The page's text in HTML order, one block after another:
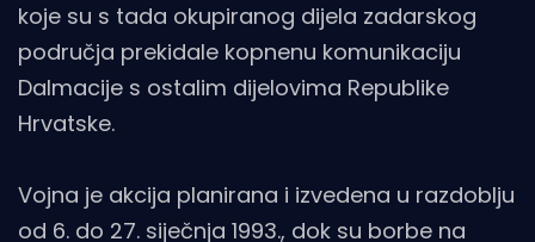
koje su s tada okupiranog dijela zadarskog
područja prekidale kopnenu komunikaciju
Dalmacije s ostalim dijelovima Republike
Hrvatske.
Vojna je akcija planirana i izvedena u razdoblju
od 6. do 27. siječnja 1993., dok su borbe na